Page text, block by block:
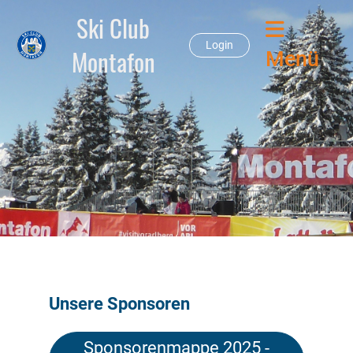
Ski Club
Montafon
Login
Menü
Unsere Sponsoren
Sponsorenmappe 2025 -